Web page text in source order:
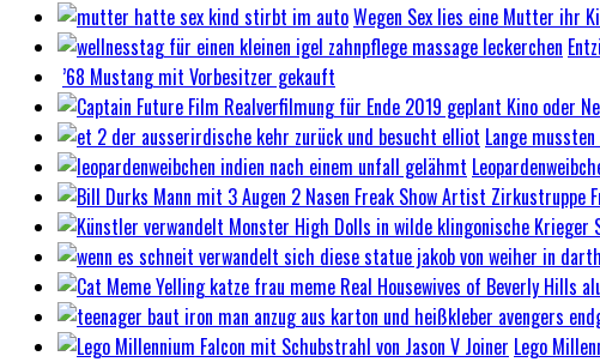
Wegen Sex lies eine Mutter ihr
’68 Mustang mit Vorbesitzer gekauft
Lange
Lego